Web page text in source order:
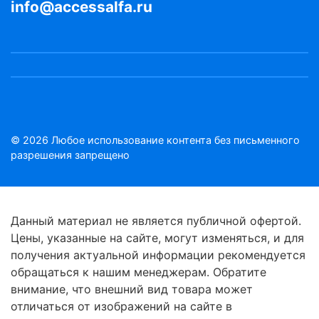
info@accessalfa.ru
© 2026 Любое использование контента без письменного
разрешения запрещено
Данный материал не является публичной офертой.
Цены, указанные на сайте, могут изменяться, и для
получения актуальной информации рекомендуется
обращаться к нашим менеджерам. Обратите
внимание, что внешний вид товара может
отличаться от изображений на сайте в